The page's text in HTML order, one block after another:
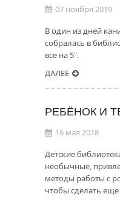
07 ноября 2019
В один из дней
собралась в
все на 5".
ДАЛЕЕ
РЕБЁНОК И
16 мая 2018
Детские
необычные,
методы работы с
чтобы сделать